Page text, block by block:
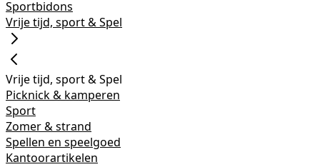
Sportbidons
Vrije tijd, sport & Spel
Vrije tijd, sport & Spel
Picknick & kamperen
Sport
Zomer & strand
Spellen en speelgoed
Kantoorartikelen